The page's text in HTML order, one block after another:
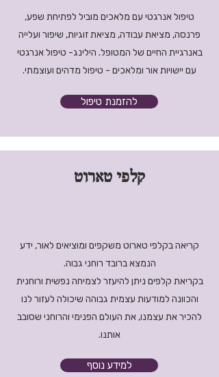
טיפול אנרגטי עם מלאכים מוביל לפתיחת שפע,
פרנסה, מציאת עבודה, מציאת זוגיות, שיפור ועלייה
באנרגיית החיים של המטופל. הילינג- טיפול אנרגטי
עם יישויות אור ומלאכים - טיפול מדהים ועוצמתי.
להזמנת טיפול
קלפי טארוט
קריאה בקלפי טארוט משקפים ומוציאים לאור, ידע
הנמצא ברובד רוחני גבוה.
בקריאת קלפים ניתן להיעזר לצמיחה נפשית ורוחנית
והכוונה למודעות עצמית גבוהה שיכולה לעזור לנו
להכיר את עצמנו, את העולם הפנימי והרוחני שסובב
אותנו.
למידע נוסף